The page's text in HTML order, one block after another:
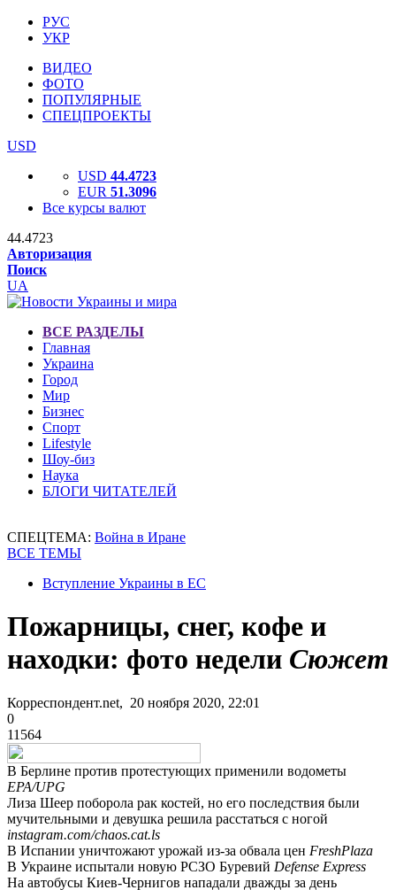
РУС
УКР
ВИДЕО
ФОТО
ПОПУЛЯРНЫЕ
СПЕЦПРОЕКТЫ
USD
USD 44.4723
EUR 51.3096
Все курсы валют
44.4723
Авторизация
Поиск
UA
ВСЕ РАЗДЕЛЫ
Главная
Украина
Город
Мир
Бизнес
Спорт
Lifestyle
Шоу-биз
Наука
БЛОГИ ЧИТАТЕЛЕЙ
СПЕЦТЕМА: Война в Иране
ВСЕ ТЕМЫ
Вступление Украины в ЕС
Пожарницы, снег, кофе и
находки: фото недели Сюжет
Корреспондент.net, 20 ноября 2020, 22:01
0
11564
В Берлине против протестующих применили водометы
EPA/UPG
Лиза Шеер поборола рак костей, но его последствия были
мучительными и девушка решила расстаться с ногой
instagram.com/chaos.cat.ls
В Испании уничтожают урожай из-за обвала цен FreshPlaza
В Украине испытали новую РСЗО Буревий Defense Express
На автобусы Киев-Чернигов нападали дважды за день